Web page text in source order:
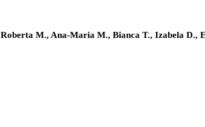
M., Ana-Maria M., Bianca T., Izabela D.,